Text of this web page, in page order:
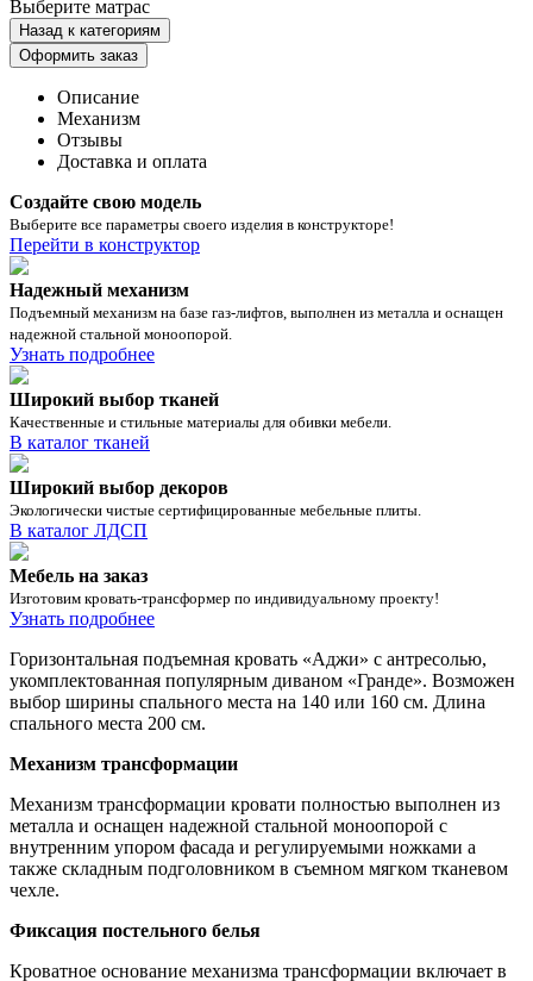
Выберите матрас
Назад к категориям
Оформить заказ
Описание
Механизм
Отзывы
Доставка и оплата
Создайте свою модель
Выберите все параметры своего изделия в конструкторе!
Перейти в конструктор
Надежный механизм
Подъемный механизм на базе газ-лифтов, выполнен из металла и оснащен
надежной стальной моноопорой.
Узнать подробнее
Широкий выбор тканей
Качественные и стильные материалы для обивки мебели.
В каталог тканей
Широкий выбор декоров
Экологически чистые сертифицированные мебельные плиты.
В каталог ЛДСП
Мебель на заказ
Изготовим кровать-трансформер по индивидуальному проекту!
Узнать подробнее
Горизонтальная подъемная кровать «Аджи» с антресолью,
укомплектованная популярным диваном «Гранде». Возможен
выбор ширины спального места на 140 или 160 см. Длина
спального места 200 см.
Механизм трансформации
Механизм трансформации кровати полностью выполнен из
металла и оснащен надежной стальной моноопорой с
внутренним упором фасада и регулируемыми ножками а
также складным подголовником в съемном мягком тканевом
чехле.
Фиксация постельного белья
Кроватное основание механизма трансформации включает в